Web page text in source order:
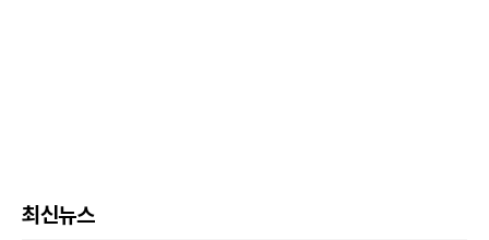
최신뉴스